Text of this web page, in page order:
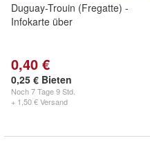
Duguay-Trouin (Fregatte) -
Infokarte über
0,40 €
0,25 € Bieten
Noch7 Tage 9 Std.
+ 1,50 € Versand